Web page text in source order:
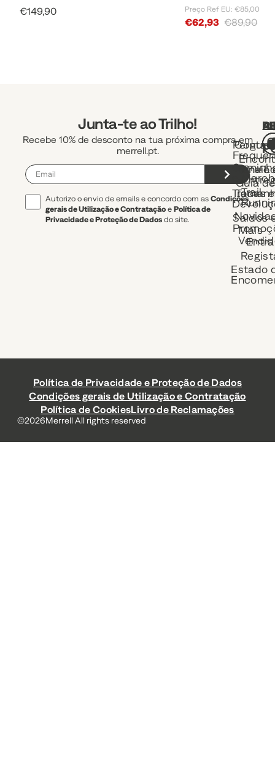
Sale Price
€149,90 Preço Ref EU: €85,00
Sale Price
€62,93 €89,90
Junta-te ao Trilho!
Recebe 10% de desconto na tua próxima compra em
merrell.pt.
Autorizo o envio de emails e concordo com asCondições
gerais de Utilização e Contratação ePolítica de
Privacidade e Proteção de Dados do site.
Envio
Trocas e
Saldos
Estado
uma
Guia de
e
Trail
Mais
Política de Privacidade e Proteção de Dados
Condições gerais de Utilização e Contratação
Política de CookiesLivro de Reclamações
©2026Merrell All rights reserved